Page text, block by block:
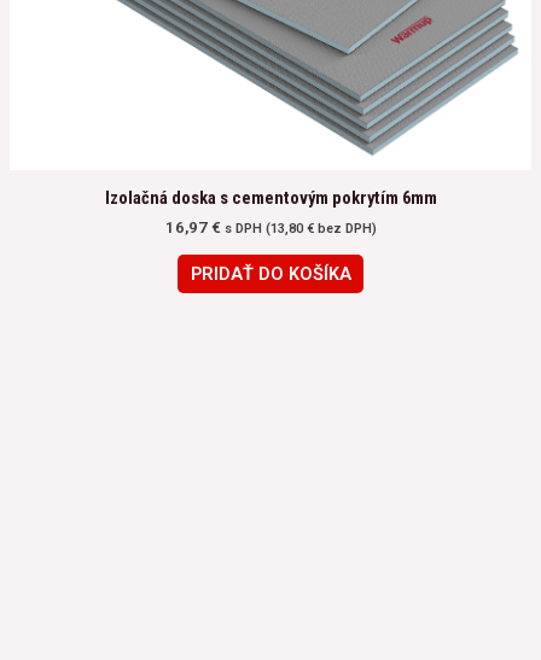
Izolačná doska s cementovým pokrytím 6mm
16,97 € s DPH (13,80 €bez DPH)
PRIDAŤ DO KOŠÍKA